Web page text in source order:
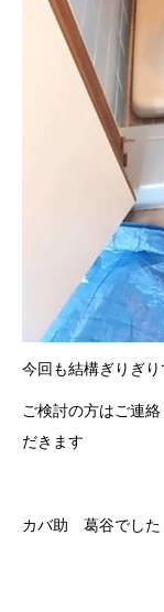
今回も結構ぎりぎり
ご検討の方はご連
だきます
カバ助 葛谷でした